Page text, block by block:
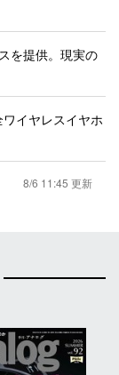
を提供。現実の
イヤレスイヤホ
8/6 11:45 更新